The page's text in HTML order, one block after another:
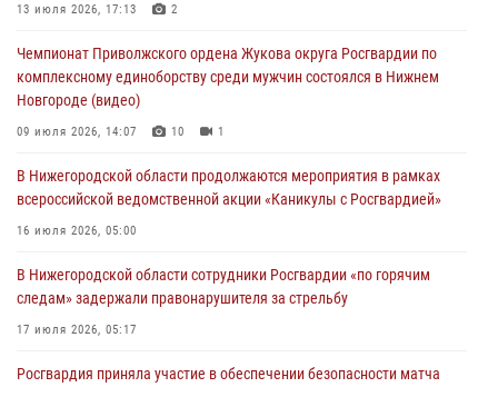
Нижегородские росгвардейцы за прошедшую неделю выезжали
13 июля 2026, 06:45
Росгвардейцы предотвратили серию краж в Нижнем Новгороде
10 июля 2026, 09:38
13 июля 2026, 17:13 2
Чемпионат Приволжского ордена Жукова округа Росгвардии по
комплексному единоборству среди мужчин состоялся в Нижнем
Новгороде (видео)
09 июля 2026, 14:07 10 1
В Нижегородской области продолжаются мероприятия в рамках
всероссийской ведомственной акции «Каникулы с Росгвардией»
16 июля 2026, 05:00
В Нижегородской области сотрудники Росгвардии «по горячим
следам» задержали правонарушителя за стрельбу
17 июля 2026, 05:17
Росгвардия приняла участие в обеспечении безопасности матча